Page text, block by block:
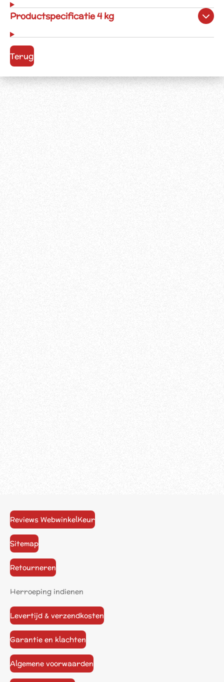
Productspecificatie 4 kg
Terug
Reviews WebwinkelKeur
Sitemap
Retourneren
Herroeping indienen
Levertijd & verzendkosten
Garantie en klachten
Algemene voorwaarden